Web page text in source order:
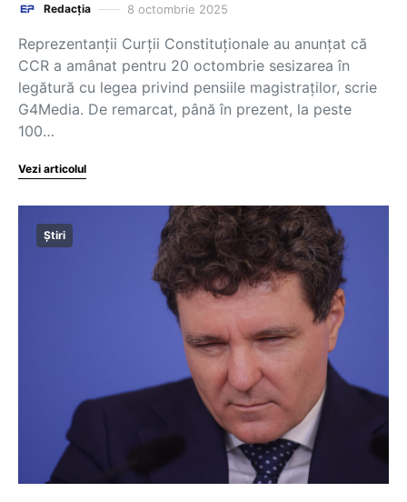
Redacția 8 octombrie 2025
Reprezentanții Curții Constituționale au anunțat că
CCR a amânat pentru 20 octombrie sesizarea în
legătură cu legea privind pensiile magistraților, scrie
G4Media. De remarcat, până în prezent, la peste
100…
Vezi articolul
Știri